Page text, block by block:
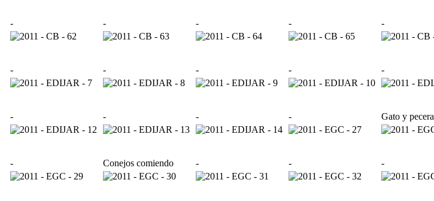
- - - - -
- - - - -
- - - - Gato y pecera
- Conejos comiendo - - -